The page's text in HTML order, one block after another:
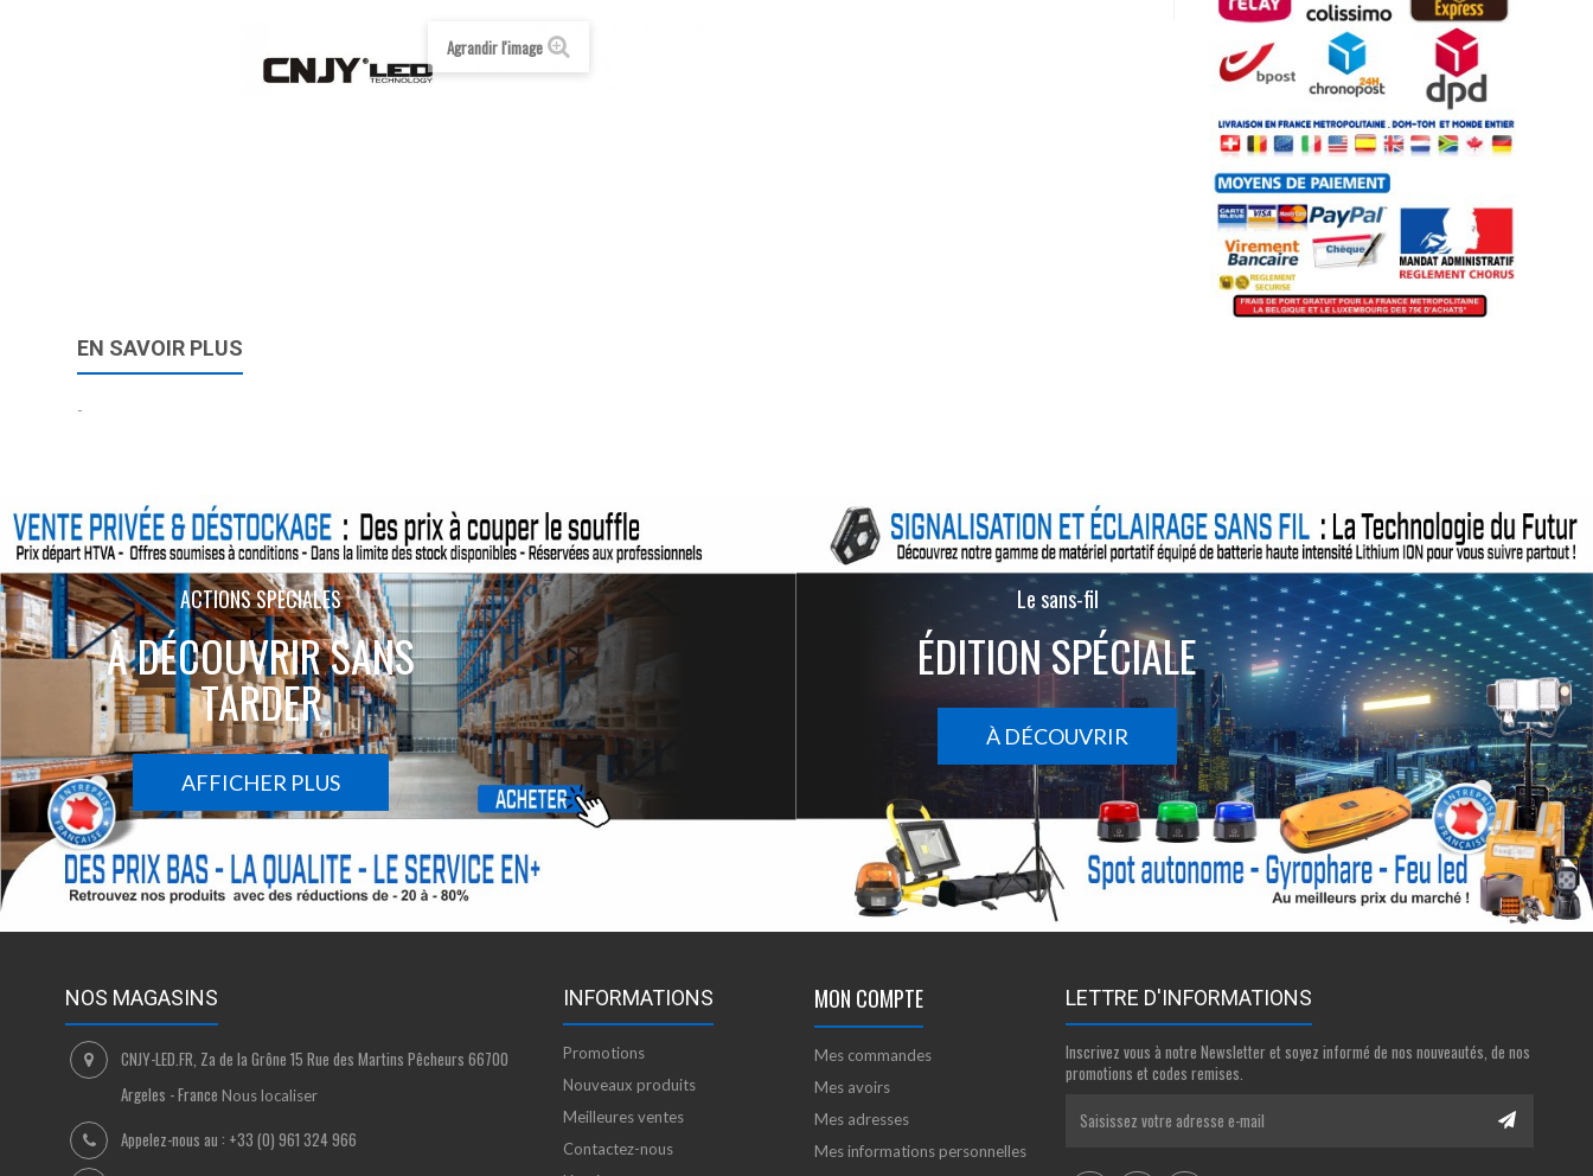
Agrandir l'image
EN SAVOIR PLUS
-
ACTIONS SPÉCIALES
À DÉCOUVRIR SANS
TARDER
AFFICHER PLUS
Le sans-fil
ÉDITION SPÉCIALE
À DÉCOUVRIR
NOS MAGASINS
CNJY-LED.FR, Za de la Grône 15 Rue des Martins Pêcheurs 66700
Argeles - France Nous localiser
Appelez-nous au : +33 (0) 961 324 966
INFORMATIONS
Promotions
Nouveaux produits
Meilleures ventes
Contactez-nous
MON COMPTE
Mes commandes
Mes avoirs
Mes adresses
Mes informations personnelles
LETTRE D'INFORMATIONS
Inscrivez vous à notre Newsletter et soyez informé de nos nouveautés, de nos
promotions et codes remises.